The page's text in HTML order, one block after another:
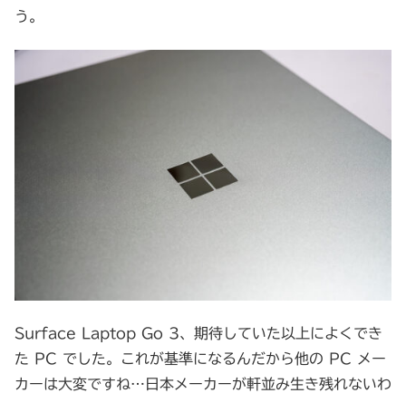
う。
Surface Laptop Go 3、期待していた以上によくでき
た PC でした。これが基準になるんだから他の PC メー
カーは大変ですね…日本メーカーが軒並み生き残れないわ